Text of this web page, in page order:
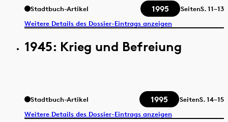
Stadtbuch-Artikel 1995 SeitenS.11–13
Weitere Details des Dossier-Eintrags anzeigen
1945: Krieg und Befreiung
Stadtbuch-Artikel 1995 SeitenS.14–15
Weitere Details des Dossier-Eintrags anzeigen